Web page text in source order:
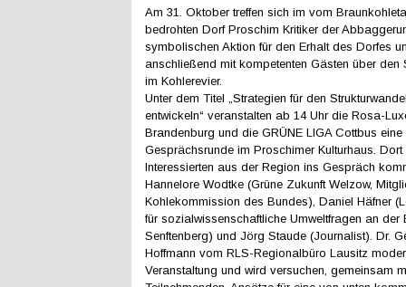
Am 31. Oktober treffen sich im vom
bedrohten Dorf Proschim Kritiker der
symbolischen Aktion für den Erhalt des Dorfes
anschließend mit kompetenten Gästen über den
im Kohlerevier.
Unter dem Titel „Strategien für den
entwickeln“ veranstalten ab 14 Uhr die Rosa-
Brandenburg und die GRÜNE LIGA Cottbus eine
Gesprächsrunde im Proschimer Kulturhaus.
Interessierten aus der Region ins Gespräch
Hannelore Wodtke (Grüne Zukunft Welzow,
Kohlekommission des Bundes), Daniel Häfner
für sozialwissenschaftliche Umweltfragen an der
Senftenberg) und Jörg Staude (Journalist). Dr.
Hoffmann vom RLS-Regionalbüro Lausitz
Veranstaltung und wird versuchen, gemeinsam